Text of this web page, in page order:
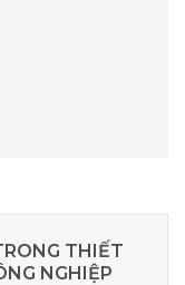
THIẾT
NGHIỆP